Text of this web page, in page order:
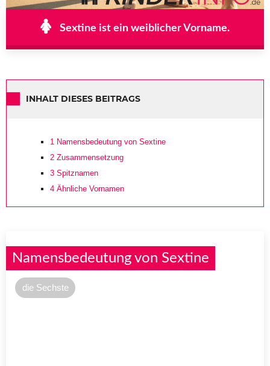
Sextine ist ein weiblicher Vorname.
INHALT DIESES BEITRAGS
1 Namensbedeutung von Sextine
2 Zusammensetzung
3 Spitznamen
4 Ähnliche Vornamen
Namensbedeutung von Sextine
die Sechste